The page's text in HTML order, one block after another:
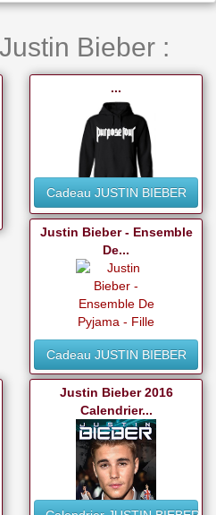
Bieber :
...
Cadeau JUSTIN BIEBER
Justin Bieber - Ensemble
De...
Cadeau JUSTIN BIEBER
Justin Bieber 2016
Calendrier...